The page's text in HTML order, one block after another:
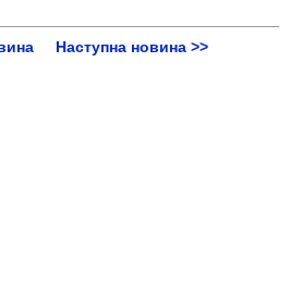
Наступна новина >>